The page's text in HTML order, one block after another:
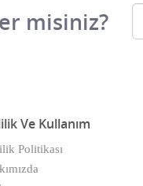
misiniz?
Ve Kullanım
Politikası